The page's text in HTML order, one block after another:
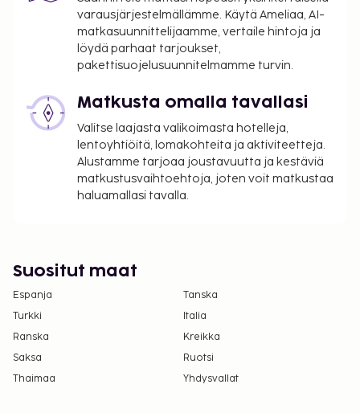
ilmoittamat maksut.
Kaikkien asiakkaiden, myös lasten, tulee olla
läsnä sisäänkirjautumisen yhteydessä, ja heidän
henkilöllisyystodistus tai passi.
Kansallisten määräysten vuoksi käteismaksut
eivät voi ylittää 5000 EUR:n suuruista summaa
tässä majoituspaikassa. Saat lisätietoja asiasta
ottamalla yhteyttä majoituspaikkaan
varausvahvistuksessa olevien tietojen avulla.
varausjärjestelmällämme. Käytä Ameliaa, AI-
matkasuunnittelijaamme, vertaile hintoja ja
löydä parhaat tarjoukset,
pakettisuojelusuunnitelmamme turvin.
Matkusta omalla tavallasi
Valitse laajasta valikoimasta hotelleja,
lentoyhtiöitä, lomakohteita ja aktiviteetteja.
Alustamme tarjoaa joustavuutta ja kestäviä
matkustusvaihtoehtoja, joten voit matkustaa
haluamallasi tavalla.
Suositut maat
Espanja
Tanska
Turkki
Italia
Ranska
Kreikka
Saksa
Ruotsi
Thaimaa
Yhdysvallat